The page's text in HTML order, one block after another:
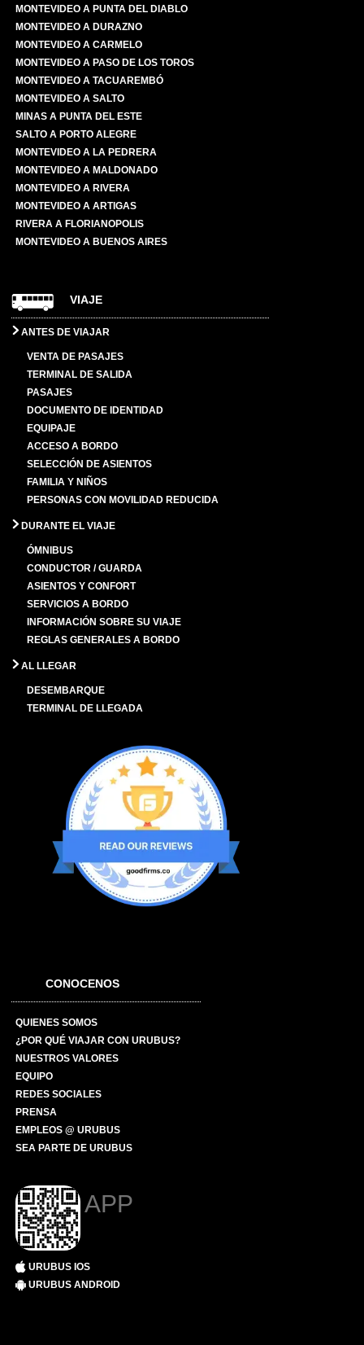
MONTEVIDEO A PUNTA DEL DIABLO
MONTEVIDEO A DURAZNO
MONTEVIDEO A CARMELO
MONTEVIDEO A PASO DE LOS TOROS
MONTEVIDEO A TACUAREMBÓ
MONTEVIDEO A SALTO
MINAS A PUNTA DEL ESTE
SALTO A PORTO ALEGRE
MONTEVIDEO A LA PEDRERA
MONTEVIDEO A MALDONADO
MONTEVIDEO A RIVERA
MONTEVIDEO A ARTIGAS
RIVERA A FLORIANOPOLIS
MONTEVIDEO A BUENOS AIRES
VIAJE
ANTES DE VIAJAR
VENTA DE PASAJES
TERMINAL DE SALIDA
PASAJES
DOCUMENTO DE IDENTIDAD
EQUIPAJE
ACCESO A BORDO
SELECCIÓN DE ASIENTOS
FAMILIA Y NIÑOS
PERSONAS CON MOVILIDAD REDUCIDA
DURANTE EL VIAJE
ÓMNIBUS
CONDUCTOR / GUARDA
ASIENTOS Y CONFORT
SERVICIOS A BORDO
INFORMACIÓN SOBRE SU VIAJE
REGLAS GENERALES A BORDO
AL LLEGAR
DESEMBARQUE
TERMINAL DE LLEGADA
CONOCENOS
QUIENES SOMOS
¿POR QUÉ VIAJAR CON URUBUS?
NUESTROS VALORES
EQUIPO
REDES SOCIALES
PRENSA
EMPLEOS @ URUBUS
SEA PARTE DE URUBUS
APP
URUBUS IOS
URUBUS ANDROID